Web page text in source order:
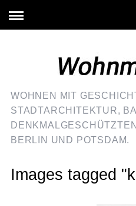
WOHNEN MIT
STADTARCHITEKTUR,
BERLIN UND POTSDAM.
Images tagged